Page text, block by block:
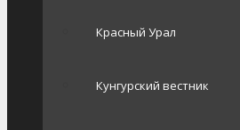
Красный Урал
Кунгурский вестник